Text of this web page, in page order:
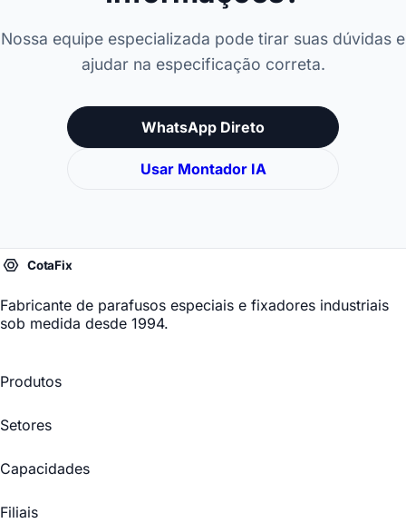
Nossa equipe especializada pode tirar suas dúvidas e
ajudar na especificação correta.
WhatsApp Direto
Usar Montador IA
Fabricante de parafusos especiais e fixadores industriais
sob medida desde 1994.
Produtos
Setores
Capacidades
Filiais